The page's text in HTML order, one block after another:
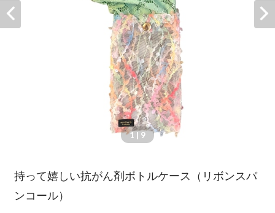
1 | 9
持って嬉しい抗がん剤ボトルケース（リボンスパ
ンコール）